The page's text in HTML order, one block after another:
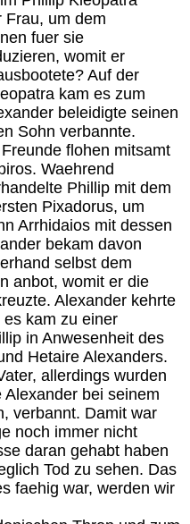
Frau, um dem
fuer sie
womit er
Auf der
kam es zum
beleidigte seinen
Sohn verbannte.
flohen mitsamt
Waehrend
Phillip mit dem
Pixadorus, um
Arrhidaios mit dessen
bekam davon
selbst dem
anbot, womit er die
Alexander kehrte
kam zu einer
in Anwesenheit des
Hetaire Alexanders.
allerdings wurden
bei seinem
verbannt. Damit war
noch immer nicht
daran gehabt haben
Tod zu sehen. Das
faehig war, werden wir